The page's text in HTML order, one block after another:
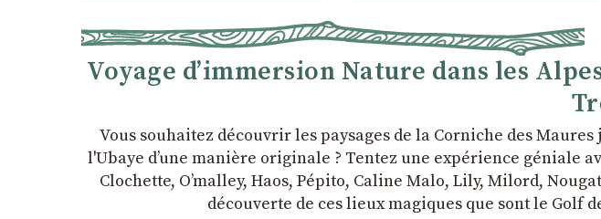
Voyage d’immersion Nature dans les
Vous souhaitez découvrir les paysages de la Corniche des
l'Ubaye dʼune manière originale ? Tentez une expérience géniale
Clochette, Oʼmalley, Haos, Pépito, Caline Malo, Lily, Milord,
découverte de ces lieux magiques que sont le Golf